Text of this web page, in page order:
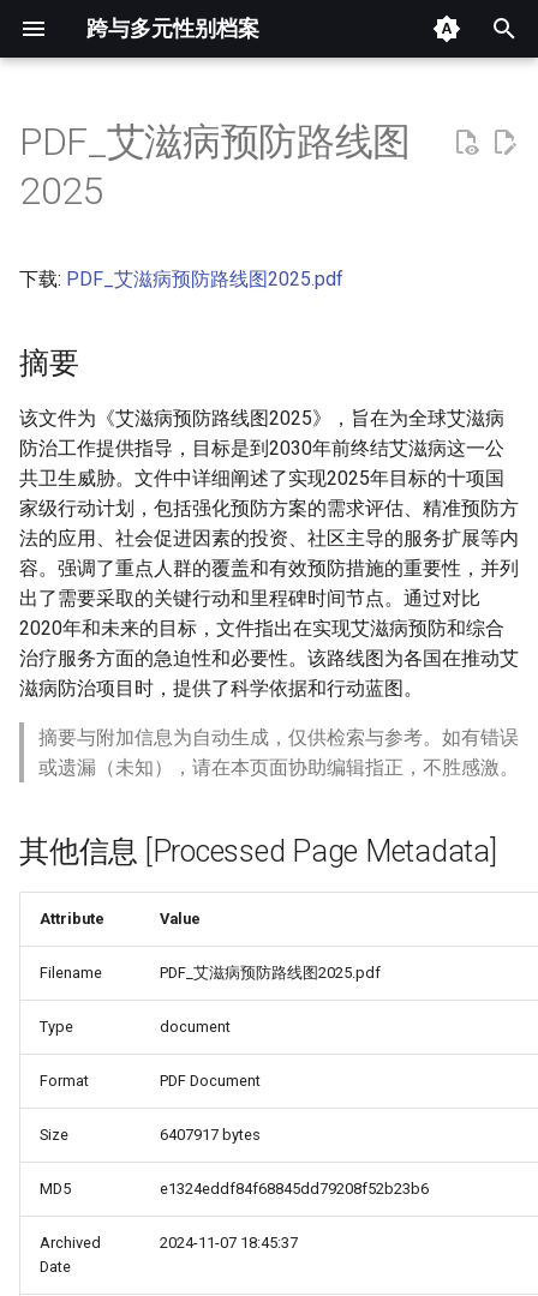
跨与多元性别档案
开
摘要
PDF_艾滋病预防路线图
2025
下载: PDF_艾滋病预防路线图2025.pdf
摘要
该文件为《艾滋病预防路线图2025》，旨在为全球艾滋病
防治工作提供指导，目标是到2030年前终结艾滋病这一公
共卫生威胁。文件中详细阐述了实现2025年目标的十项国
家级行动计划，包括强化预防方案的需求评估、精准预防方
法的应用、社会促进因素的投资、社区主导的服务扩展等内
容。强调了重点人群的覆盖和有效预防措施的重要性，并列
出了需要采取的关键行动和里程碑时间节点。通过对比
2020年和未来的目标，文件指出在实现艾滋病预防和综合
治疗服务方面的急迫性和必要性。该路线图为各国在推动艾
滋病防治项目时，提供了科学依据和行动蓝图。
摘要与附加信息为自动生成，仅供检索与参考。如有错误
或遗漏（未知），请在本页面协助编辑指正，不胜感激。
其他信息 [Processed Page Metadata]
Attribute Value
Filename PDF_艾滋病预防路线图2025.pdf
Type document
Format PDF Document
Size 6407917 bytes
MD5 e1324eddf84f68845dd79208f52b23b6
Archived
Date
2024-11-07 18:45:37